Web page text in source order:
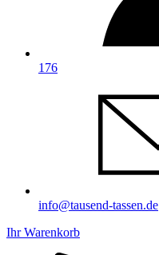
176
info@tausend-tassen.de
Ihr Warenkorb